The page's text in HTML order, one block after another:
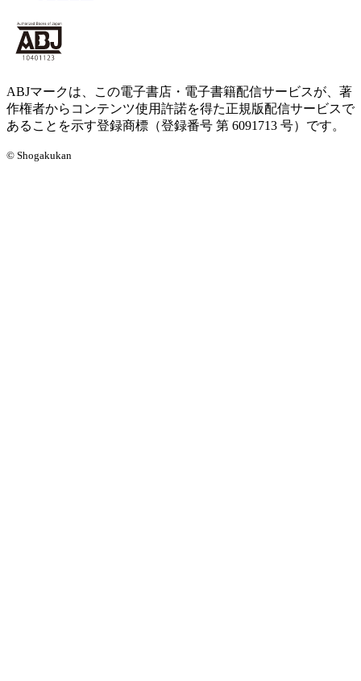
ABJマークは、この電子書店・電子書籍配信サービスが、著
作権者からコンテンツ使用許諾を得た正規版配信サービスで
あることを示す登録商標（登録番号 第 6091713 号）です。
© Shogakukan